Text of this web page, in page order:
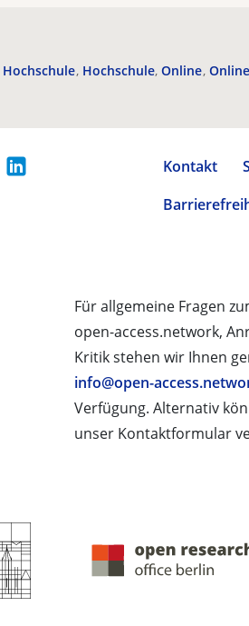
Hochschule Hochschule Online
Kontakt
Für allgemeine Fragen
open-access.network,
Kritik stehen wir Ihnen
info@open-
Verfügung. Alternativ
unser Kontaktformular